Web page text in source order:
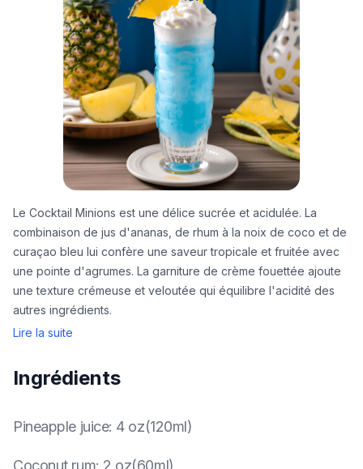
Le Cocktail Minions est une délice sucrée et acidulée. La
combinaison de jus d'ananas, de rhum à la noix de coco et de
curaçao bleu lui confère une saveur tropicale et fruitée avec
une pointe d'agrumes. La garniture de crème fouettée ajoute
une texture crémeuse et veloutée qui équilibre l'acidité des
autres ingrédients.
Lire la suite
Ingrédients
Pineapple juice: 4 oz(120ml)
Coconut rum: 2 oz(60ml)